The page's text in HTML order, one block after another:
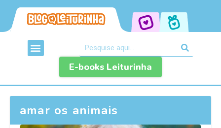
E-books Leiturinha
amar os animais